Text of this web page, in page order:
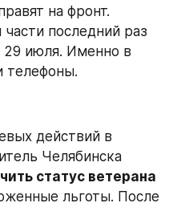
на фронт.
последний раз
29 июля. Именно в
телефоны.
действий в
Челябинска
статус ветерана
льготы. После